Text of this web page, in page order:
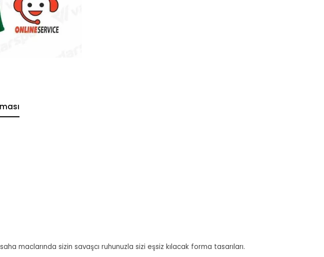
maclarında sizin savaşcı ruhunuzla sizi eşsiz kılacak forma tasarıları.